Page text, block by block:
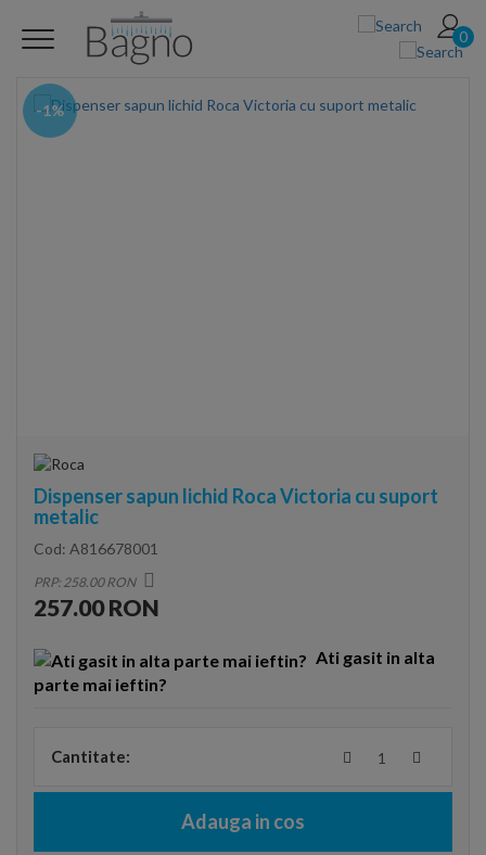
0
-1%
Dispenser sapun lichid Roca Victoria cu suport
metalic
Cod: A816678001
PRP: 258.00 RON
257.00 RON
Ati gasit in alta
parte mai ieftin?
Cantitate:
Adauga in cos